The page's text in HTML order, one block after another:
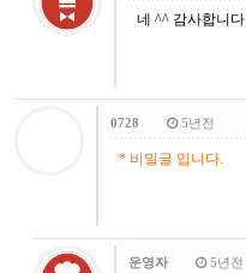
네 ^^ 감사합니다
0728 5년전
* 비밀글 입니다.
운영자 5년전